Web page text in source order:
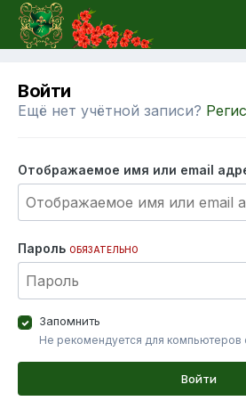
Войти
Ещё нет учётной записи?
Отображаемое имя или email
Пароль ОБЯЗАТЕЛЬНО
Запомнить
Не рекомендуется для
Войти